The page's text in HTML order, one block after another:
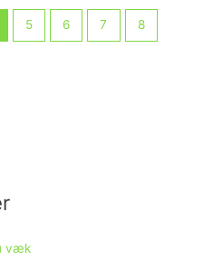
5 6 7 8
væk